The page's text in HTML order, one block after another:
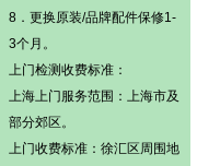
8．更换原装/品牌配件保修1-
3个月。
上门检测收费标准：
上海上门服务范围：上海市及
部分郊区。
上门收费标准：徐汇区周围地